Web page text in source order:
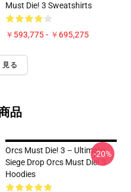
Must Die! 3 Sweatshirts
￥593,775 - ￥695,275
見る
品
Orcs Must Die! 3 – Ultimate
Siege Drop Orcs Must Die! 3
Hoodies
-20%